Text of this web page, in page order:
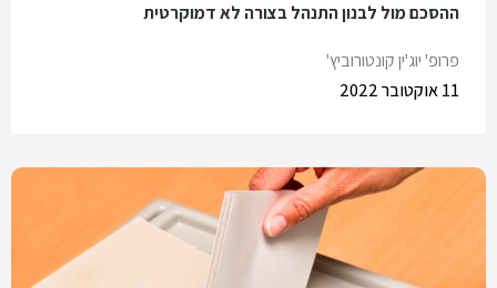
ההסכם מול לבנון התנהל בצורה לא דמוקרטית
פרופ' יוג'ין קונטורוביץ'
11 אוקטובר 2022